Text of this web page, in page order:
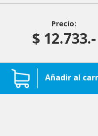
Precio:
$ 12.733.-
Añadir al